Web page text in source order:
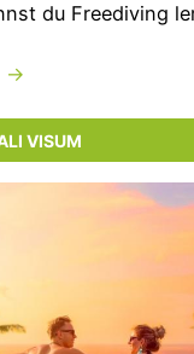
du Freediving
→
VISUM